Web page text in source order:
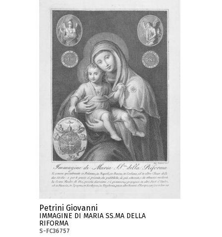
Petrini Giovanni
IMMAGINE DI MARIA SS.MA DELLA
RIFORMA
S-FC36757